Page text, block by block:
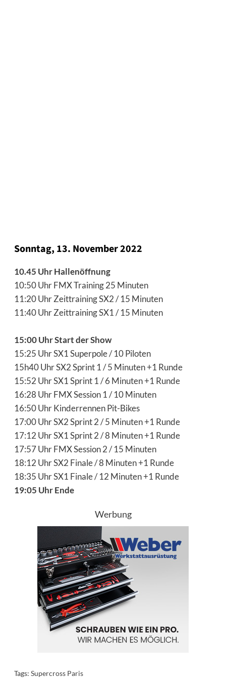
Sonntag, 13. November 2022
10.45 Uhr Hallenöffnung
10:50 Uhr FMX Training 25 Minuten
11:20 Uhr Zeittraining SX2 / 15 Minuten
11:40 Uhr Zeittraining SX1 / 15 Minuten
15:00 Uhr Start der Show
15:25 Uhr SX1 Superpole / 10 Piloten
15h40 Uhr SX2 Sprint 1 / 5 Minuten +1 Runde
15:52 Uhr SX1 Sprint 1 / 6 Minuten +1 Runde
16:28 Uhr FMX Session 1 / 10 Minuten
16:50 Uhr Kinderrennen Pit-Bikes
17:00 Uhr SX2 Sprint 2 / 5 Minuten +1 Runde
17:12 Uhr SX1 Sprint 2 / 8 Minuten +1 Runde
17:57 Uhr FMX Session 2 / 15 Minuten
18:12 Uhr SX2 Finale / 8 Minuten +1 Runde
18:35 Uhr SX1 Finale / 12 Minuten +1 Runde
19:05 Uhr Ende
Werbung
Tags: Supercross Paris